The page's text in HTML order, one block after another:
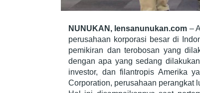
NUNUKAN, lensanunukan.com –
perusahaan korporasi besar di
pemikiran dan terobosan yang
dengan apa yang sedang
investor, dan filantropis Amerika
Corporation, perusahaan perangkat